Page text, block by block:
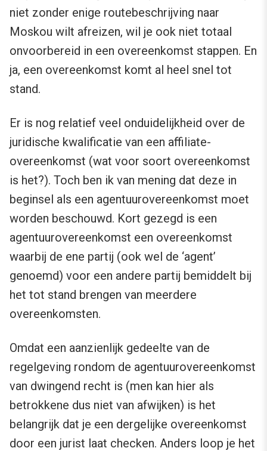
niet zonder enige routebeschrijving naar
Moskou wilt afreizen, wil je ook niet totaal
onvoorbereid in een overeenkomst stappen. En
ja, een overeenkomst komt al heel snel tot
stand.
Er is nog relatief veel onduidelijkheid over de
juridische kwalificatie van een affiliate-
overeenkomst (wat voor soort overeenkomst
is het?). Toch ben ik van mening dat deze in
beginsel als een agentuurovereenkomst moet
worden beschouwd. Kort gezegd is een
agentuurovereenkomst een overeenkomst
waarbij de ene partij (ook wel de ‘agent’
genoemd) voor een andere partij bemiddelt bij
het tot stand brengen van meerdere
overeenkomsten.
Omdat een aanzienlijk gedeelte van de
regelgeving rondom de agentuurovereenkomst
van dwingend recht is (men kan hier als
betrokkene dus niet van afwijken) is het
belangrijk dat je een dergelijke overeenkomst
door een jurist laat checken. Anders loop je het